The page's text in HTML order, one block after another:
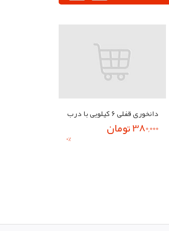
دانخوری قفلی 6 کیلویی با درب
380,000 تومان 0%